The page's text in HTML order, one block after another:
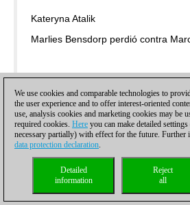
Kateryna Atalik
Marlies Bensdorp perdió contra
We use cookies and comparable technologies to
the user experience and to offer interest-oriented
use, analysis cookies and marketing cookies may be
required cookies. Here you can make detailed
necessary partially) with effect for the future.
data protection declaration.
Reject
all
Detailed
information